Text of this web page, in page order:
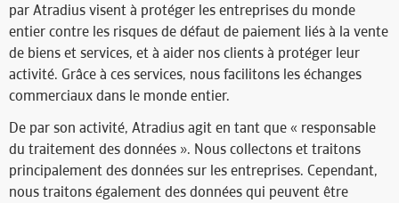
par Atradius visent à protéger les entreprises du monde
entier contre les risques de défaut de paiement liés à la vente
de biens et services, et à aider nos clients à protéger leur
activité. Grâce à ces services, nous facilitons les échanges
commerciaux dans le monde entier.
De par son activité, Atradius agit en tant que « responsable
du traitement des données ». Nous collectons et traitons
principalement des données sur les entreprises. Cependant,
nous traitons également des données qui peuvent être